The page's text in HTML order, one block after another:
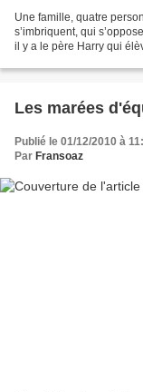
Une famille, quatre
s’imbriquent, qui
il y a le père Harry qui
Les marées
Publié le 01/12/2010 à
Par Fransoaz